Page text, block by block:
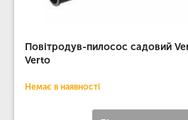
Повітродув-пилосос садовий
Verto
Немає в наявності